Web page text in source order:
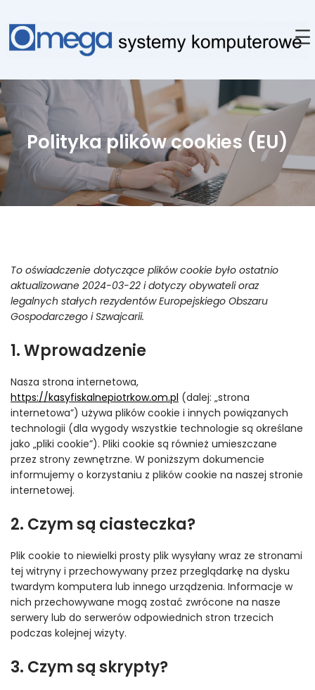
do
treści
Polityka plików cookies (EU)
To oświadczenie dotyczące plików cookie było ostatnio
aktualizowane 2024-03-22 i dotyczy obywateli oraz
legalnych stałych rezydentów Europejskiego Obszaru
Gospodarczego i Szwajcarii.
1. Wprowadzenie
Nasza strona internetowa,
https://kasyfiskalnepiotrkow.om.pl (dalej: „strona
internetowa”) używa plików cookie i innych powiązanych
technologii (dla wygody wszystkie technologie są określane
jako „pliki cookie”). Pliki cookie są również umieszczane
przez strony zewnętrzne. W poniższym dokumencie
informujemy o korzystaniu z plików cookie na naszej stronie
internetowej.
2. Czym są ciasteczka?
Plik cookie to niewielki prosty plik wysyłany wraz ze stronami
tej witryny i przechowywany przez przeglądarkę na dysku
twardym komputera lub innego urządzenia. Informacje w
nich przechowywane mogą zostać zwrócone na nasze
serwery lub do serwerów odpowiednich stron trzecich
podczas kolejnej wizyty.
3. Czym są skrypty?